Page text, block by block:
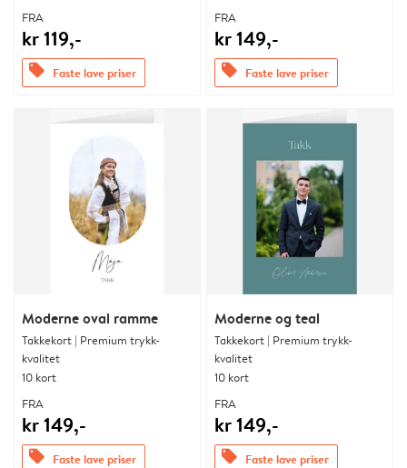
FRA
kr 119,-
offers Faste lave priser
FRA
kr 149,-
offers Faste lave priser
Moderne oval ramme
Takkekort | Premium trykk-
kvalitet
10 kort
FRA
kr 149,-
offers Faste lave priser
Moderne og teal
Takkekort | Premium trykk-
kvalitet
10 kort
FRA
kr 149,-
offers Faste lave priser